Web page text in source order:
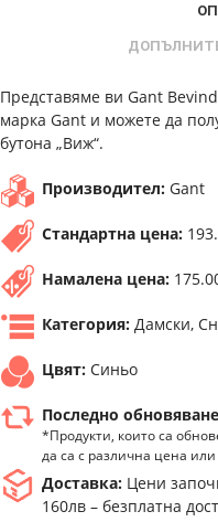
Представяме ви Gant
марка Gant и можете да
бутона „Виж“.
Производител: Gant
Стандартна цена:
Намалена цена:
Категория: Дамски,
Цвят: Синьо
Последно
*Продукти, които са
да са с различна цена
Доставка: Цени
160лв – безплатна